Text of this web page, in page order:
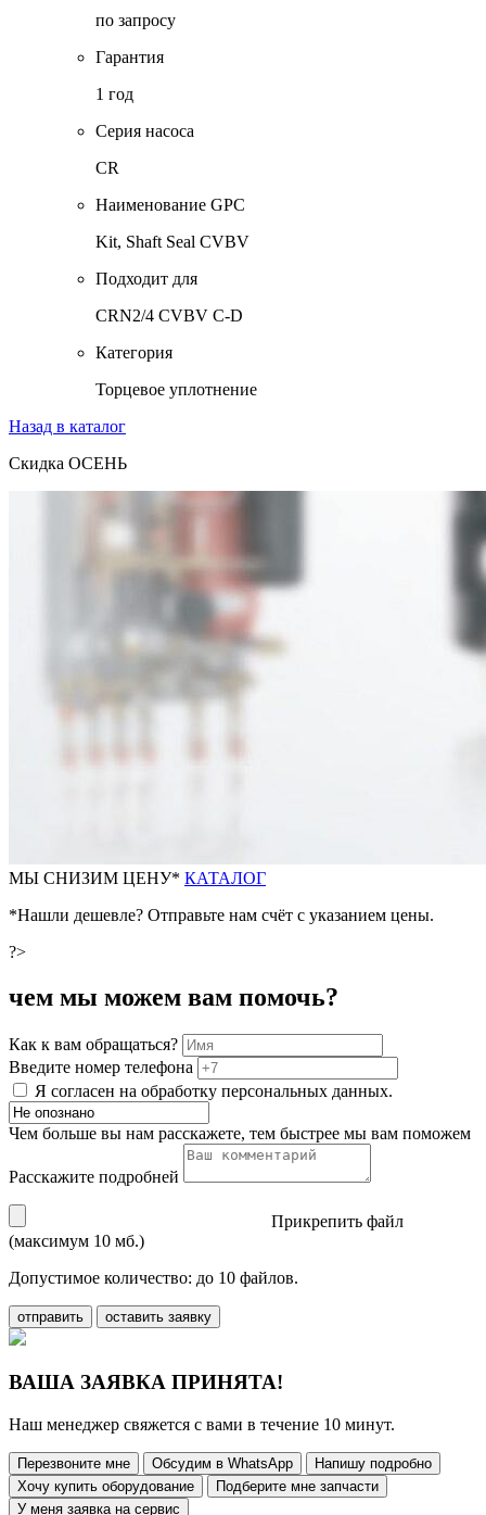
по запросу
Гарантия
1 год
Серия насоса
CR
Наименование GPC
Kit, Shaft Seal CVBV
Подходит для
CRN2/4 CVBV C-D
Категория
Торцевое уплотнение
Назад в каталог
Скидка ОСЕНЬ
МЫ СНИЗИМ ЦЕНУ* КАТАЛОГ
*Нашли дешевле? Отправьте нам счёт с указанием цены.
?>
чем мы можем вам помочь?
Как к вам обращаться?
Введите номер телефона
Я согласен на обработку персональных данных.
Чем больше вы нам расскажете, тем быстрее мы вам поможем
Расскажите подробней
Прикрепить файл
(максимум 10 мб.)
Допустимое количество: до 10 файлов.
отправить оставить заявку
ВАША ЗАЯВКА ПРИНЯТА!
Наш менеджер свяжется с вами в течение 10 минут.
Перезвоните мне Обсудим в WhatsApp
Напишу подробно
Хочу купить оборудование
Подберите мне запчасти
У меня заявка на сервис